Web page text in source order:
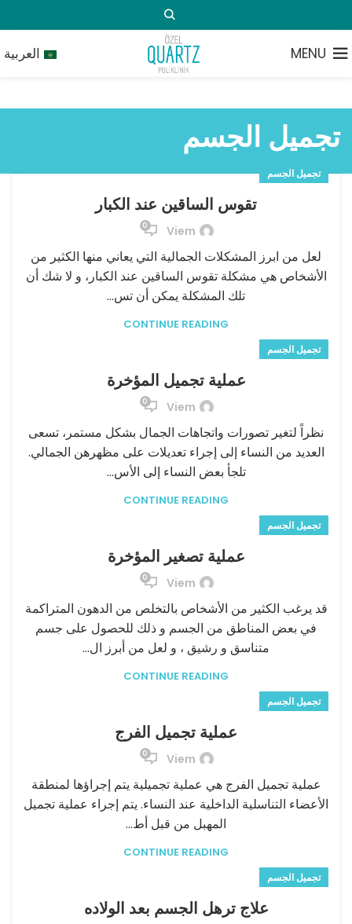
MENU العربية
تجميل الجسم
تجميل الجسم
تقوس الساقين عند الكبار
Viem
0
لعل من ابرز المشكلات الجمالية التي يعاني منها الكثير من
الأشخاص هي مشكلة تقوس الساقين عند الكبار، و لا شك أن
تلك المشكلة يمكن أن تس...
CONTINUE READING
تجميل الجسم
عملية تجميل المؤخرة
Viem
0
نظراً لتغير تصورات واتجاهات الجمال بشكل مستمر، تسعى
العديد من النساء إلى إجراء تعديلات على مظهرهن الجمالي.
تلجأ بعض النساء إلى الأس...
CONTINUE READING
تجميل الجسم
عملية تصغير المؤخرة
Viem
0
قد يرغب الكثير من الأشخاص بالتخلص من الدهون المتراكمة
في بعض المناطق من الجسم و ذلك للحصول على جسم
متناسق و رشيق ، و لعل من أبرز ال...
CONTINUE READING
تجميل الجسم
عملية تجميل الفرج
Viem
0
عملية تجميل الفرج هي عملية تجميلية يتم إجراؤها لمنطقة
الأعضاء التناسلية الداخلية عند النساء. يتم إجراء عملية تجميل
المهبل من قبل أط...
CONTINUE READING
تجميل الجسم
علاج ترهل الجسم بعد الولاده